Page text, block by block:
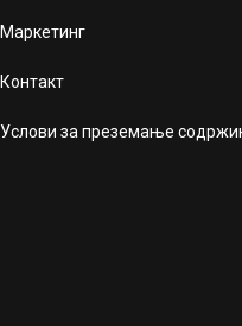
Маркетинг
Контакт
Услови за преземање